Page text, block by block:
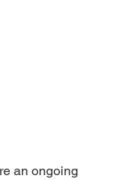
an ongoing